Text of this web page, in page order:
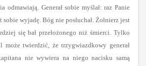
odmawiają. Generał sobie myślał: raz Panie
wyjadę. Bóg nie posłuchał. Żołnierz jest
się bał przełożonego niż śmierci. Tylko
może twierdzić, że trzygwiazdkowy generał
nie wywiera na niego nacisku samą